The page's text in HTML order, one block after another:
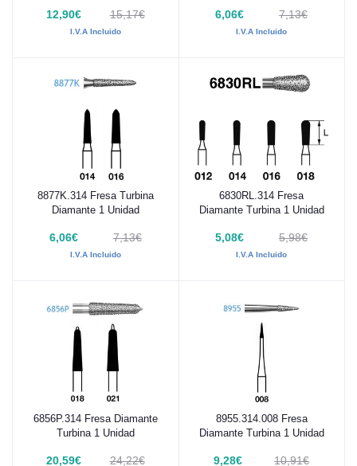
12,90€ 15,17€
I.V.A Incluido
6,06€ 7,13€
I.V.A Incluido
Añadir al carrito
8877K.314 Fresa Turbina
Diamante 1 Unidad
6,06€ 7,13€
I.V.A Incluido
Añadir al carrito
6830RL.314 Fresa
Diamante Turbina 1 Unidad
5,08€ 5,98€
I.V.A Incluido
Añadir al carrito
6856P.314 Fresa Diamante
Turbina 1 Unidad
20,59€ 24,22€
Añadir al carrito
8955.314.008 Fresa
Diamante Turbina 1 Unidad
9,28€ 10,91€